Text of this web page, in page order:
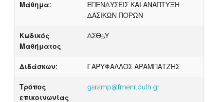
Μάθημα:
ΕΠΕΝΔΥΣΕΙΣ ΚΑΙ ΑΝΑΠΤΥΞΗ
ΔΑΣΙΚΩΝ ΠΟΡΩΝ
Κωδικός
Μαθήματος
ΔΣΘ5Υ
Διδάσκων: ΓΑΡΥΦΑΛΛΟΣ ΑΡΑΜΠΑΤΖΗΣ
Τρόπος
επικοινωνίας
garamp@fmenr.duth.gr